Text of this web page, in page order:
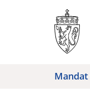
Mandat